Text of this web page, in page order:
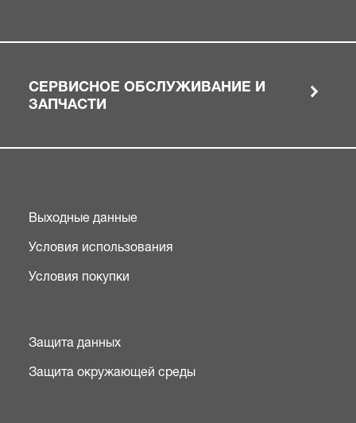
СЕРВИСНОЕ ОБСЛУЖИВАНИЕ И
ЗАПЧАСТИ
Выходные данные
Условия использования
Условия покупки
Защита данных
Защита окружающей среды